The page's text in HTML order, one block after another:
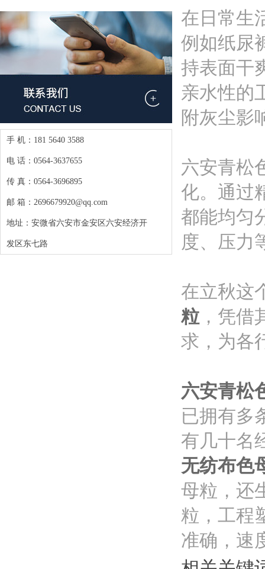
手 机：181 5640 3588
电 话：0564-3637655
传 真：0564-3696895
邮 箱：2696679920@qq.com
地址：安微省六安市金安区六安经济开
发区东七路
在日常生
例如纸尿
持表面干
亲水性的
附灰尘影
六安青松
化。通过
都能均匀
度、压力
在立秋这
粒 ，凭
求，为各
六安青松
已拥有多
有几十名
无纺布色
母粒，还
粒，工程
准确，速